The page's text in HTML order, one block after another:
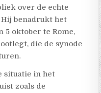
over de echte
benadrukt het
5 oktober te Rome,
die de synode
situatie in het
zoals de